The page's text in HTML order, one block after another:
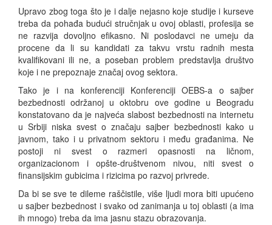
Upravo zbog toga što je i dalje nejasno koje studije i kurseve
treba da pohađa budući stručnjak u ovoj oblasti, profesija se
ne razvija dovoljno efikasno. Ni poslodavci ne umeju da
procene da li su kandidati za takvu vrstu radnih mesta
kvalifikovani ili ne, a poseban problem predstavlja društvo
koje i ne prepoznaje značaj ovog sektora.
Tako je i na konferenciji Konferenciji OEBS-a o sajber
bezbednosti održanoj u oktobru ove godine u Beogradu
konstatovano da je najveća slabost bezbednosti na internetu
u Srbiji niska svest o značaju sajber bezbednosti kako u
javnom, tako i u privatnom sektoru i među građanima. Ne
postoji ni svest o razmeri opasnosti na ličnom,
organizacionom i opšte-društvenom nivou, niti svest o
finansijskim gubicima i rizicima po razvoj privrede.
Da bi se sve te dileme raščistile, više ljudi mora biti upućeno
u sajber bezbednost i svako od zanimanja u toj oblasti (a ima
ih mnogo) treba da ima jasnu stazu obrazovanja.